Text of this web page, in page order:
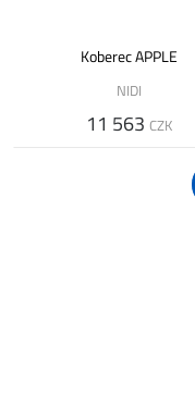
Koberec APPLE
NIDI
11 563 CZK